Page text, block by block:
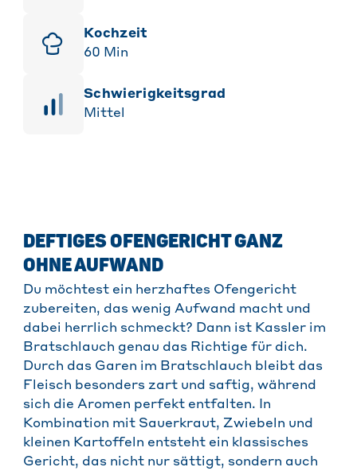
Kochzeit
60 Min
Schwierigkeitsgrad
Mittel
DEFTIGES OFENGERICHT GANZ
OHNE AUFWAND
Du möchtest ein herzhaftes Ofengericht
zubereiten, das wenig Aufwand macht und
dabei herrlich schmeckt? Dann ist Kassler im
Bratschlauch genau das Richtige für dich.
Durch das Garen im Bratschlauch bleibt das
Fleisch besonders zart und saftig, während
sich die Aromen perfekt entfalten. In
Kombination mit Sauerkraut, Zwiebeln und
kleinen Kartoffeln entsteht ein klassisches
Gericht, das nicht nur sättigt, sondern auch